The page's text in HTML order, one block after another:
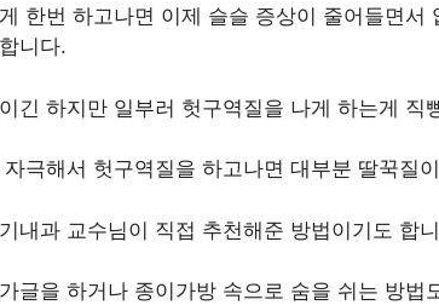
한번 하고나면 이제 슬슬 증상이 줄어들면서
니다.
긴 하지만 일부러 헛구역질을 나게 하는게 직
극해서 헛구역질을 하고나면 대부분 딸꾹질
내과 교수님이 직접 추천해준 방법이기도 합
글을 하거나 종이가방 속으로 숨을 쉬는 방법